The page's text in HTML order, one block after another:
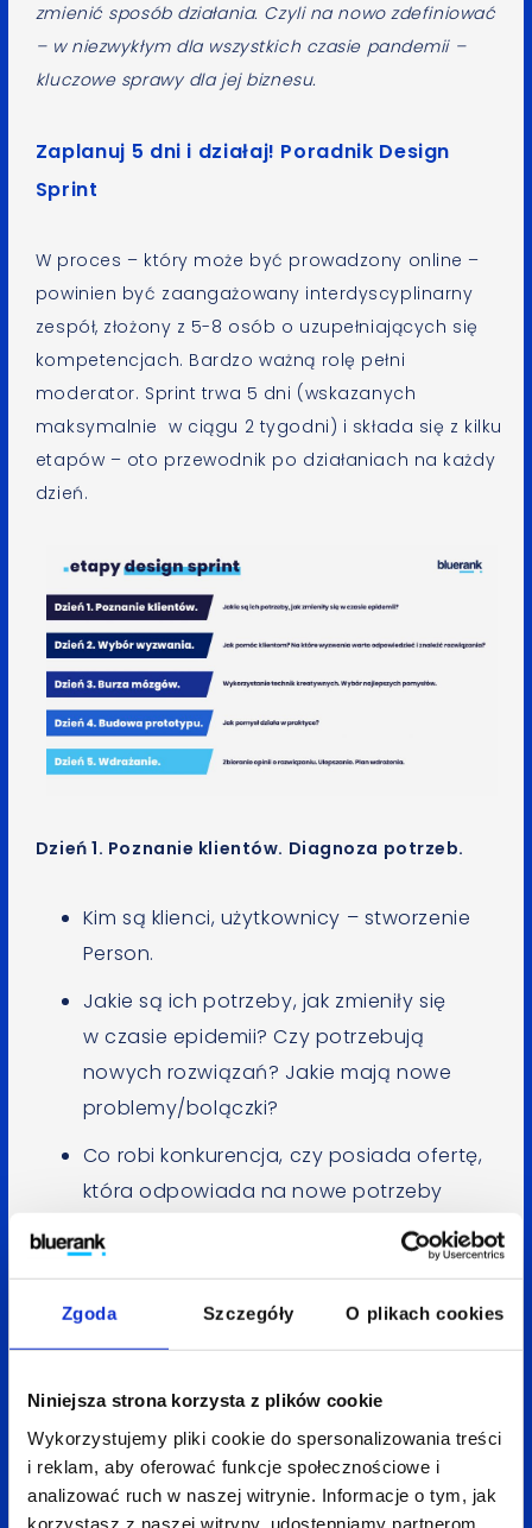
Zgoda Szczegóły O plikach cookies
Niniejsza strona korzysta z plików cookie
Wykorzystujemy pliki cookie do spersonalizowania treści
i reklam, aby oferować funkcje społecznościowe i
analizować ruch w naszej witrynie. Informacje o tym, jak
korzystasz z naszej witryny, udostępniamy partnerom
zmienić sposób działania. Czyli na nowo zdefiniować
– w niezwykłym dla wszystkich czasie pandemii –
kluczowe sprawy dla jej biznesu.
Zaplanuj 5 dni i działaj! Poradnik Design
Sprint
W proces – który może być prowadzony online –
powinien być zaangażowany interdyscyplinarny
zespół, złożony z 5-8 osób o uzupełniających się
kompetencjach. Bardzo ważną rolę pełni
moderator. Sprint trwa 5 dni (wskazanych
maksymalnie w ciągu 2 tygodni) i składa się z kilku
etapów – oto przewodnik po działaniach na każdy
dzień.
Dzień 1. Poznanie klientów. Diagnoza potrzeb.
Kim są klienci, użytkownicy – stworzenie
Person.
Jakie są ich potrzeby, jak zmieniły się
w czasie epidemii? Czy potrzebują
nowych rozwiązań? Jakie mają nowe
problemy/bolączki?
Co robi konkurencja, czy posiada ofertę,
która odpowiada na nowe potrzeby
konsumentów?
Dzień 2. Wybór wyzwania.
Zdecydujcie, które potrzeby klientów
chcecie zaspokoić. Na które wyzwania
będziecie szukać rozwiązać.
Przeformułujcie potrzebę na wyzwanie.